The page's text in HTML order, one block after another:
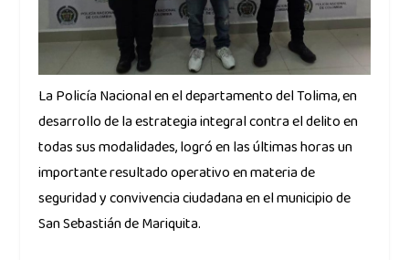
La Policía Nacional en el departamento del Tolima, en
desarrollo de la estrategia integral contra el delito en
todas sus modalidades, logró en las últimas horas un
importante resultado operativo en materia de
seguridad y convivencia ciudadana en el municipio de
San Sebastián de Mariquita.